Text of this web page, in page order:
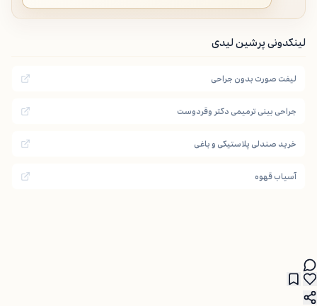
لینکدونی پرشین لیدی
لیفت صورت بدون جراحی
جراحی بینی ترمیمی دکتر وقردوست
خرید صندلی پلاستیکی و باغی
آسیاب قهوه